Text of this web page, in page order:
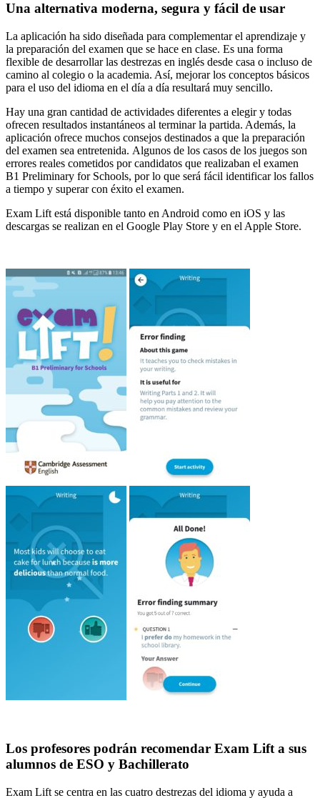
Una alternativa moderna, segura y fácil de usar
La aplicación ha sido diseñada para complementar el aprendizaje y
la preparación del examen que se hace en clase. Es una forma
flexible de desarrollar las destrezas en inglés desde casa o incluso de
camino al colegio o la academia. Así, mejorar los conceptos básicos
para el uso del idioma en el día a día resultará muy sencillo.
Hay una gran cantidad de actividades diferentes a elegir y todas
ofrecen resultados instantáneos al terminar la partida. Además, la
aplicación ofrece muchos consejos destinados a que la preparación
del examen sea entretenida. Algunos de los casos de los juegos son
errores reales cometidos por candidatos que realizaban el examen
B1 Preliminary for Schools, por lo que será fácil identificar los fallos
a tiempo y superar con éxito el examen.
Exam Lift está disponible tanto en Android como en iOS y las
descargas se realizan en el Google Play Store y en el Apple Store.
Los profesores podrán recomendar Exam Lift a sus
alumnos de ESO y Bachillerato
Exam Lift se centra en las cuatro destrezas del idioma y ayuda a